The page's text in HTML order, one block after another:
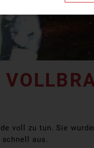
voll zu tun. Sie
schnell aus.